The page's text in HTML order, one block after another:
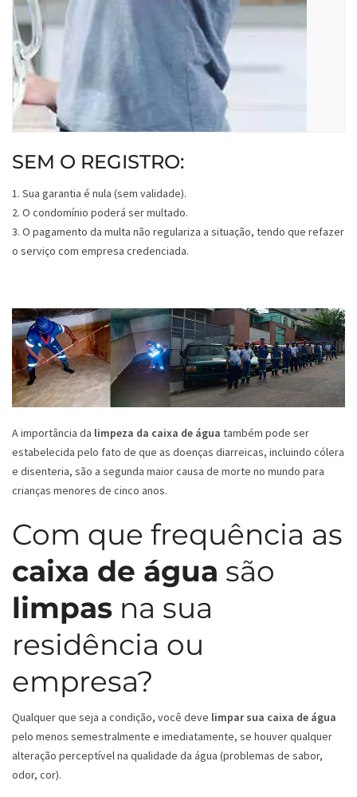
SEM O REGISTRO:
1. Sua garantia é nula (sem validade).
2. O condomínio poderá ser multado.
3. O pagamento da multa não regulariza a situação, tendo que refazer
o serviço com empresa credenciada.
A importância da limpeza da caixa de água também pode ser
estabelecida pelo fato de que as doenças diarreicas, incluindo cólera
e disenteria, são a segunda maior causa de morte no mundo para
crianças menores de cinco anos.
Com que frequência as
caixa de água são
limpas na sua
residência ou
empresa?
Qualquer que seja a condição, você deve limpar sua caixa de água
pelo menos semestralmente e imediatamente, se houver qualquer
alteração perceptível na qualidade da água (problemas de sabor,
odor, cor).